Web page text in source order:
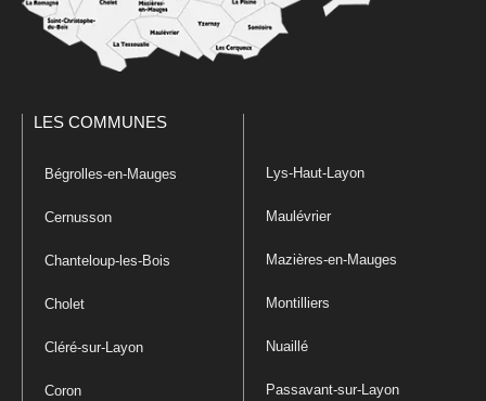
LES COMMUNES
Bégrolles-en-Mauges
Cernusson
Chanteloup-les-Bois
Cholet
Cléré-sur-Layon
Coron
Lys-Haut-Layon
Maulévrier
Mazières-en-Mauges
Montilliers
Nuaillé
Passavant-sur-Layon